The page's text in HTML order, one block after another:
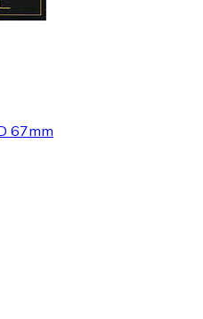
67mm